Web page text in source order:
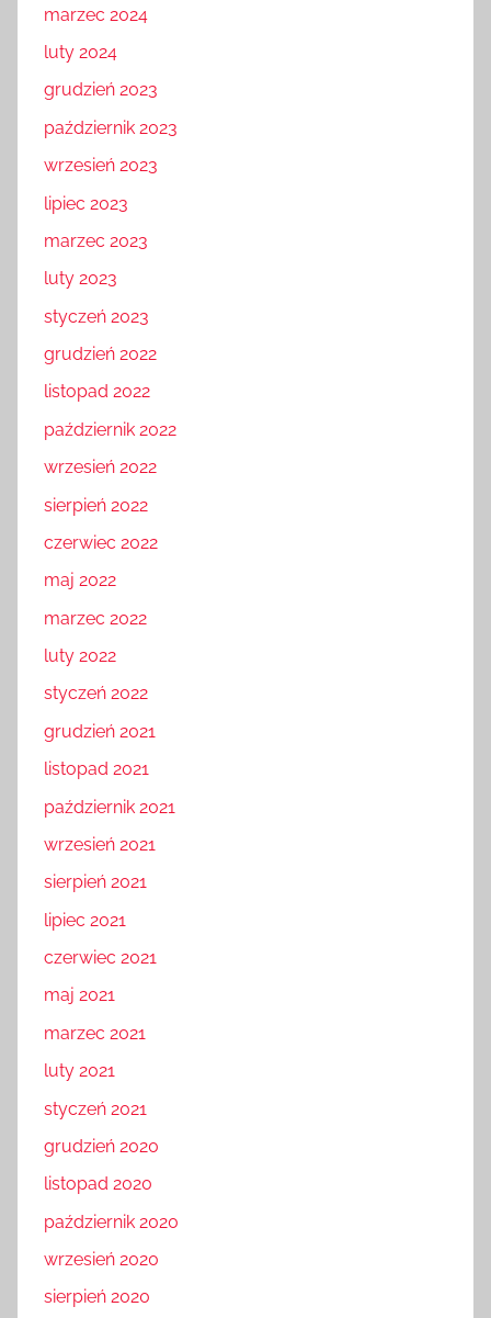
marzec 2024
luty 2024
grudzień 2023
październik 2023
wrzesień 2023
lipiec 2023
marzec 2023
luty 2023
styczeń 2023
grudzień 2022
listopad 2022
październik 2022
wrzesień 2022
sierpień 2022
czerwiec 2022
maj 2022
marzec 2022
luty 2022
styczeń 2022
grudzień 2021
listopad 2021
październik 2021
wrzesień 2021
sierpień 2021
lipiec 2021
czerwiec 2021
maj 2021
marzec 2021
luty 2021
styczeń 2021
grudzień 2020
listopad 2020
październik 2020
wrzesień 2020
sierpień 2020